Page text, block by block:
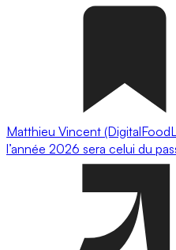
Matthieu Vincent
l’année 2026 sera celui du